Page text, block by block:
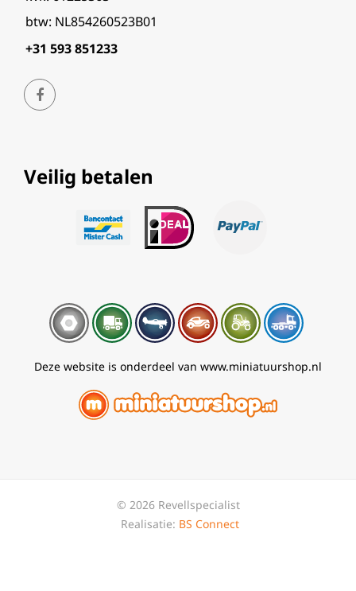
btw: NL854260523B01
+31 593 851233
Veilig betalen
Deze website is onderdeel van www.miniatuurshop.nl
© 2026 Revellspecialist
Realisatie: BS Connect